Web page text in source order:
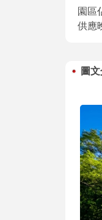
園區
供應
圖